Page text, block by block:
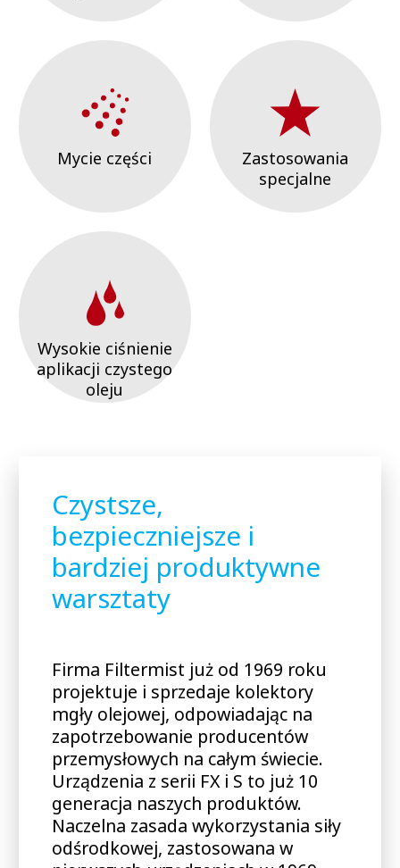
Mycie części
Zastosowania
specjalne
Wysokie ciśnienie
aplikacji czystego
oleju
Czystsze,
bezpieczniejsze i
bardziej produktywne
warsztaty
Firma Filtermist już od 1969 roku
projektuje i sprzedaje kolektory
mgły olejowej, odpowiadając na
zapotrzebowanie producentów
przemysłowych na całym świecie.
Urządzenia z serii FX i S to już 10
generacja naszych produktów.
Naczelna zasada wykorzystania siły
odśrodkowej, zastosowana w